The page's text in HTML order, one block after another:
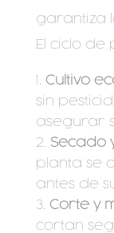
garantiza
El ciclo de
Cultivo
sin
asegurar
Secado
planta se
antes de
Corte y
cortan